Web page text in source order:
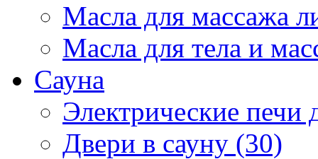
Масла для массажа
Масла для тела и
Сауна
Электрические печи
Двери в сауну (30)